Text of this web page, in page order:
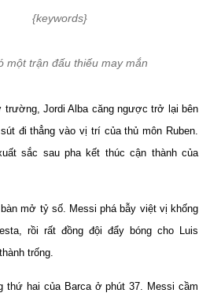
một trận đấu thiếu may mắn
Jordi Alba căng ngược trở lại bên
đi thẳng vào vị trí của thủ môn Ruben.
sắc sau pha kết thúc cận thành của
mở tỷ số. Messi phá bẫy việt vị khống
rồi rất đồng đội đẩy bóng cho Luis
trống.
thứ hai của Barca ở phút 37. Messi cầm